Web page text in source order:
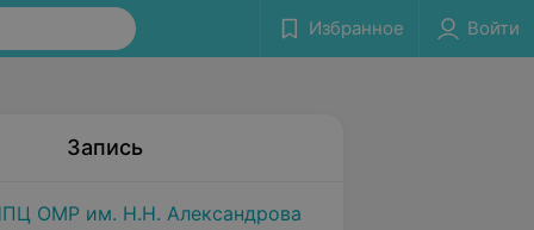
Избранное Войти
Запись
ОМР им. Н.Н. Александрова